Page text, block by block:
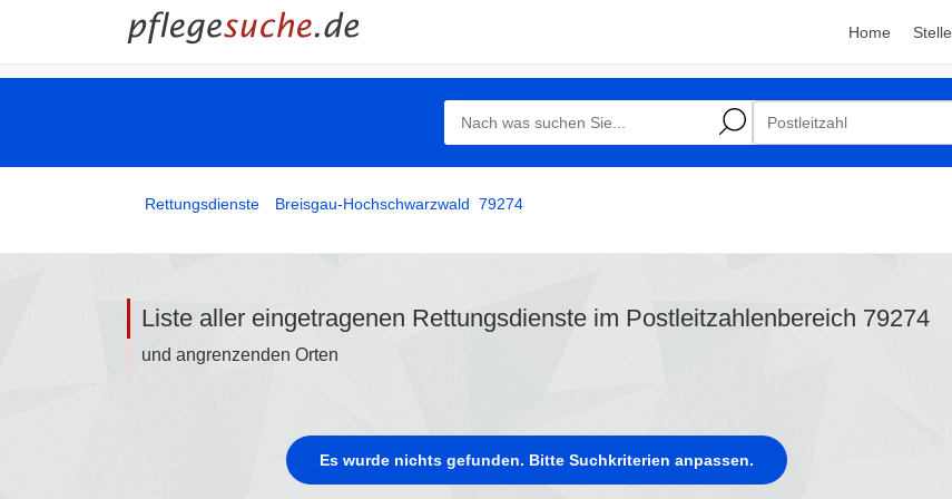
Rettungsdienste Breisgau-Hochschwarzwald 79274
Liste aller eingetragenen Rettungsdienste im Postleitzahlenbereich 79274
und angrenzenden Orten
Es wurde nichts gefunden. Bitte Suchkriterien anpassen.
Home